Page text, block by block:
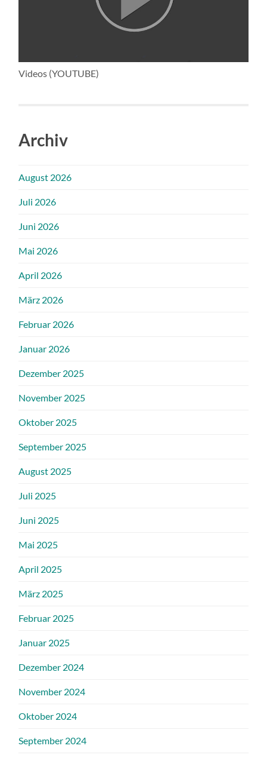
Videos (YOUTUBE)
Archiv
August 2026
Juli 2026
Juni 2026
Mai 2026
April 2026
März 2026
Februar 2026
Januar 2026
Dezember 2025
November 2025
Oktober 2025
September 2025
August 2025
Juli 2025
Juni 2025
Mai 2025
April 2025
März 2025
Februar 2025
Januar 2025
Dezember 2024
November 2024
Oktober 2024
September 2024